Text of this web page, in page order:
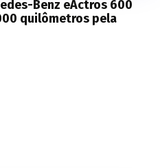
Benz eActros 600
quilômetros pela